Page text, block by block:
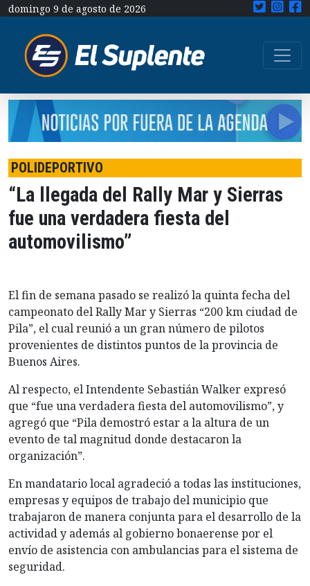
domingo 9 de agosto de 2026
POLIDEPORTIVO
“La llegada del Rally Mar y Sierras
fue una verdadera fiesta del
automovilismo”
El fin de semana pasado se realizó la quinta fecha del
campeonato del Rally Mar y Sierras “200 km ciudad de
Pila”, el cual reunió a un gran número de pilotos
provenientes de distintos puntos de la provincia de
Buenos Aires.
Al respecto, el Intendente Sebastián Walker expresó
que “fue una verdadera fiesta del automovilismo”, y
agregó que “Pila demostró estar a la altura de un
evento de tal magnitud donde destacaron la
organización”.
En mandatario local agradeció a todas las instituciones,
empresas y equipos de trabajo del municipio que
trabajaron de manera conjunta para el desarrollo de la
actividad y además al gobierno bonaerense por el
envío de asistencia con ambulancias para el sistema de
seguridad.